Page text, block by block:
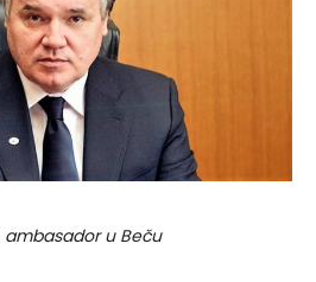
ambasador u Beču